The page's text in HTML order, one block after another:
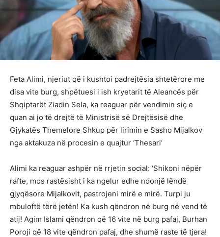
Feta Alimi, njeriut që i kushtoi padrejtësia shtetërore me
disa vite burg, shpëtuesi i ish kryetarit të Aleancës për
Shqiptarët Ziadin Sela, ka reaguar për vendimin siç e
quan ai jo të drejtë të Ministrisë së Drejtësisë dhe
Gjykatës Themelore Shkup për lirimin e Sasho Mijalkov
nga aktakuza në procesin e quajtur ‘Thesari’
Alimi ka reaguar ashpër në rrjetin social: ‘Shikoni nëpër
rafte, mos rastësisht i ka ngelur edhe ndonjë lëndë
gjyqësore Mijalkovit, pastrojeni mirë e mirë. Turpi ju
mbuloftë tërë jetën! Ka kush qëndron në burg në vend të
atij! Agim Islami qëndron që 16 vite në burg pafaj, Burhan
Poroji që 18 vite qëndron pafaj, dhe shumë raste të tjera!